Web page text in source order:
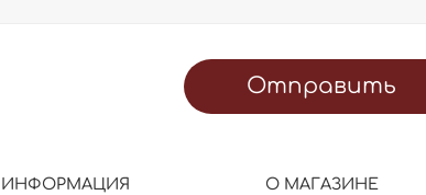
Отправить
ИНФОРМАЦИЯ О МАГАЗИНЕ